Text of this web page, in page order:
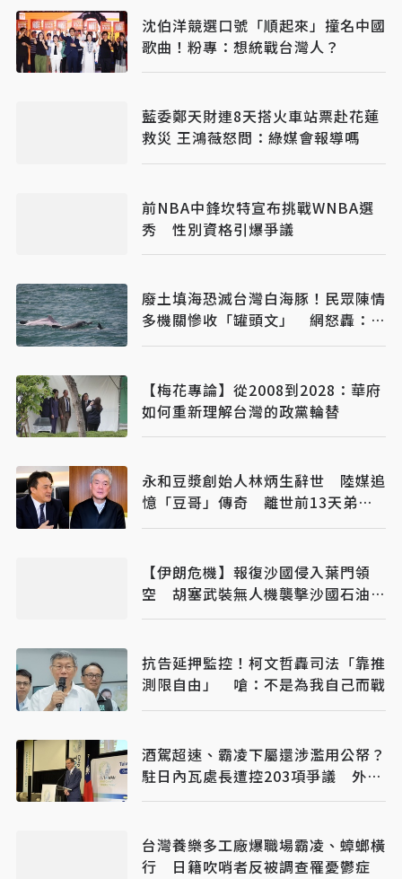
沈伯洋競選口號「順起來」撞名中國
歌曲！粉專：想統戰台灣人？
藍委鄭天財連8天搭火車站票赴花蓮
救災 王鴻薇怒問：綠媒會報導嗎
前NBA中鋒坎特宣布挑戰WNBA選
秀 性別資格引爆爭議
廢土填海恐滅台灣白海豚！民眾陳情
多機關慘收「罐頭文」 網怒轟：骯
髒政府
【梅花專論】從2008到2028：華府
如何重新理解台灣的政黨輪替
永和豆漿創始人林炳生辭世 陸媒追
憶「豆哥」傳奇 離世前13天弟弟
接掌香港永和
【伊朗危機】報復沙國侵入葉門領
空 胡塞武裝無人機襲擊沙國石油設
施
抗告延押監控！柯文哲轟司法「靠推
測限自由」 嗆：不是為我自己而戰
酒駕超速、霸凌下屬還涉濫用公帑？
駐日內瓦處長遭控203項爭議 外交
部啟動調查
台灣養樂多工廠爆職場霸凌、蟑螂橫
行 日籍吹哨者反被調查罹憂鬱症